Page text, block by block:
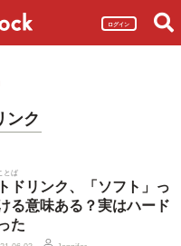
ログイン
ンク
とば
ドリンク、「ソフト」っ
る意味ある？実はハード
た